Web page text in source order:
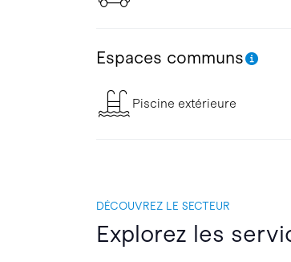
Espaces communs
Piscine extérieure
DÉCOUVREZ LE SECTEUR
Explorez les